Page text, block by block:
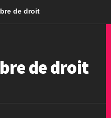
de droit
de droit